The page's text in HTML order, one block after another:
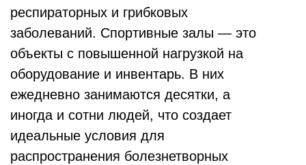
респираторных и грибковых
заболеваний. Спортивные залы — это
объекты с повышенной нагрузкой на
оборудование и инвентарь. В них
ежедневно занимаются десятки, а
иногда и сотни людей, что создает
идеальные условия для
распространения болезнетворных